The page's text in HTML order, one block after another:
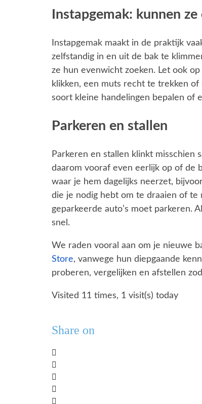
Instapgemak: kunnen ze
Instapgemak maakt in de praktijk
zelfstandig in en uit de bak te
ze hun evenwicht zoeken. Let ook
klikken, een muts recht te trekken
soort kleine handelingen bepalen of
Parkeren en stallen
Parkeren en stallen klinkt misschien
daarom vooraf even eerlijk op of de
waar je hem dagelijks neerzet,
die je nodig hebt om te draaien of te
geparkeerde auto’s moet parkeren.
snel.
We raden vooral aan om je nieuwe
Store, vanwege hun diepgaande
proberen, vergelijken en afstellen
Visited 11 times, 1 visit(s) today
Share on